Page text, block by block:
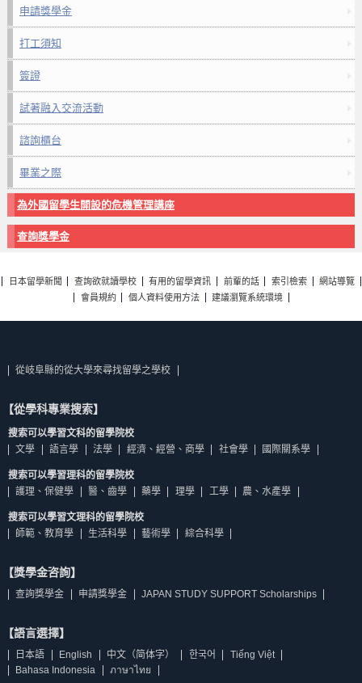
申請獎學金
打工須知
簽證
試著融入交流活動
諮詢櫃台
畢業之際
為外國留學生開設的危機管理講座
查詢獎學金
日本留學新聞 查詢欲就讀學校 有用的留學資訊 前輩的話 索引檢索
網站導覽
會員規約
個人資料使用方法 建議瀏覽系統環境
從岐阜縣的從大學來尋找留學之學校
【從學科專業搜索】
搜索可以學習文科的留學院校
文學
語言學 法學 經濟、經營、商學 社會學 國際關系學
搜索可以學習理科的留學院校
護理、保健學
醫、齒學 藥學 理學 工學 農、水產學
搜索可以學習文理科的留學院校
師範、教育學
生活科學 藝術學 綜合科學
【獎學金咨詢】
查詢獎學金 申請獎學金 JAPAN STUDY SUPPORT Scholarships
【語言選擇】
日本語 English 中文（简体字） 한국어
Tiếng Việt
Bahasa Indonesia
ภาษาไทย